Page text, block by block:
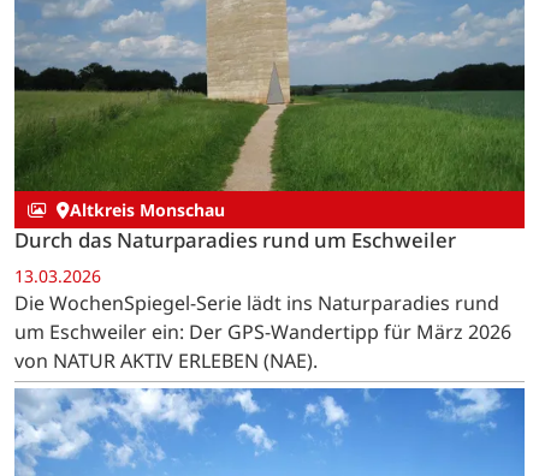
Altkreis Monschau
Durch das Naturparadies rund um Eschweiler
13.03.2026
Die WochenSpiegel-Serie lädt ins Naturparadies rund
um Eschweiler ein: Der GPS-Wandertipp für März 2026
von NATUR AKTIV ERLEBEN (NAE).